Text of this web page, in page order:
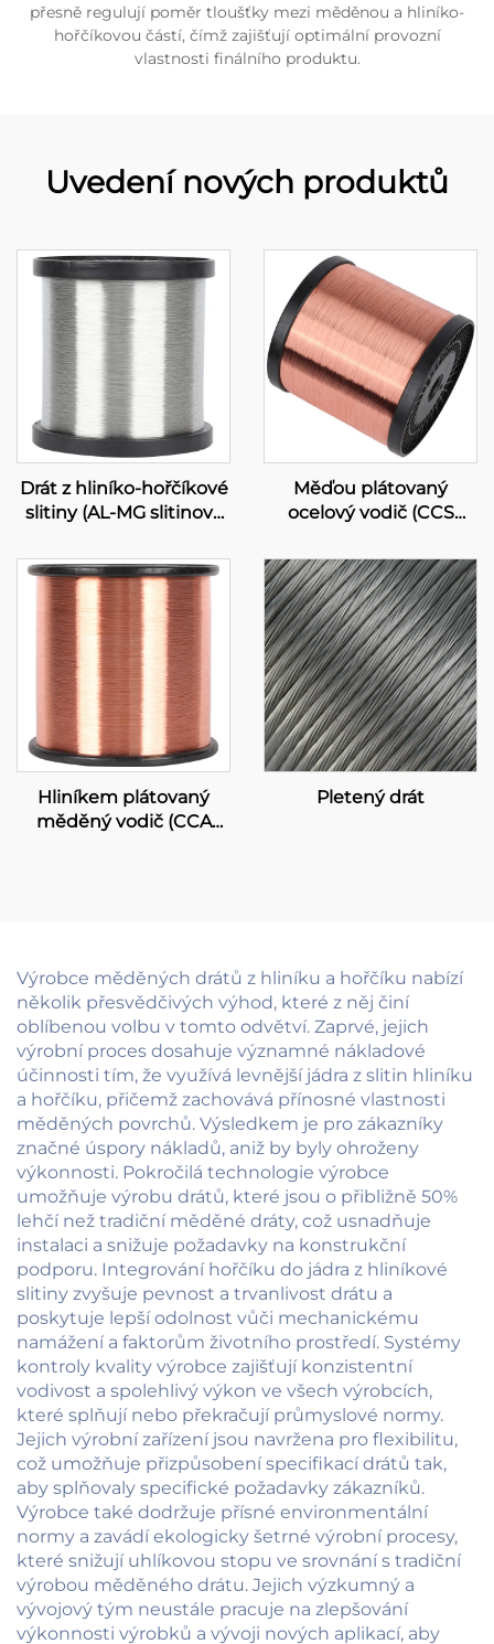
přesně regulují poměr tloušťky mezi měděnou a hliníko-
hořčíkovou částí, čímž zajišťují optimální provozní
vlastnosti finálního produktu.
Uvedení nových produktů
Drát z hliníko-hořčíkové
slitiny (AL-MG slitinový
Měďou plátovaný
ocelový vodič (CCS
Hliníkem plátovaný
měděný vodič (CCA
Pletený drát
Výrobce měděných drátů z hliníku a hořčíku nabízí
několik přesvědčivých výhod, které z něj činí
oblíbenou volbu v tomto odvětví. Zaprvé, jejich
výrobní proces dosahuje významné nákladové
účinnosti tím, že využívá levnější jádra z slitin hliníku
a hořčíku, přičemž zachovává přínosné vlastnosti
měděných povrchů. Výsledkem je pro zákazníky
značné úspory nákladů, aniž by byly ohroženy
výkonnosti. Pokročilá technologie výrobce
umožňuje výrobu drátů, které jsou o přibližně 50%
lehčí než tradiční měděné dráty, což usnadňuje
instalaci a snižuje požadavky na konstrukční
podporu. Integrování hořčíku do jádra z hliníkové
slitiny zvyšuje pevnost a trvanlivost drátu a
poskytuje lepší odolnost vůči mechanickému
namážení a faktorům životního prostředí. Systémy
kontroly kvality výrobce zajišťují konzistentní
vodivost a spolehlivý výkon ve všech výrobcích,
které splňují nebo překračují průmyslové normy.
Jejich výrobní zařízení jsou navržena pro flexibilitu,
což umožňuje přizpůsobení specifikací drátů tak,
aby splňovaly specifické požadavky zákazníků.
Výrobce také dodržuje přísné environmentální
normy a zavádí ekologicky šetrné výrobní procesy,
které snižují uhlíkovou stopu ve srovnání s tradiční
výrobou měděného drátu. Jejich výzkumný a
vývojový tým neustále pracuje na zlepšování
výkonnosti výrobků a vývoji nových aplikací, aby